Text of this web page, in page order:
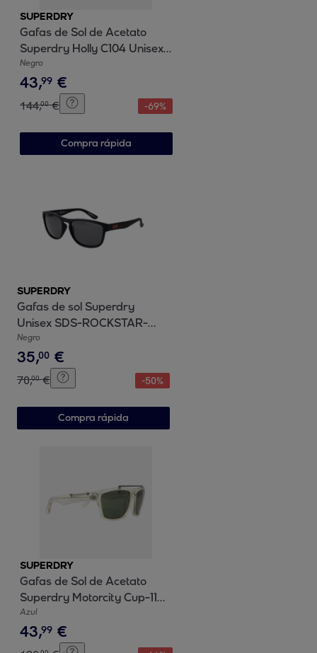
SUPERDRY
Gafas de Sol de Acetato
Superdry Holly C104 Unisex
Talla 49 mm
Negro
43,99 €
144,00 € -69%
Compra rápida
SUPERDRY
Gafas de sol Superdry
Unisex SDS-ROCKSTAR-
54104A
Negro
35,00 €
70,00 € -50%
Compra rápida
SUPERDRY
Gafas de Sol de Acetato
Superdry Motorcity Cup-113
Hombre Talla 55 mm
Azul
43,99 €